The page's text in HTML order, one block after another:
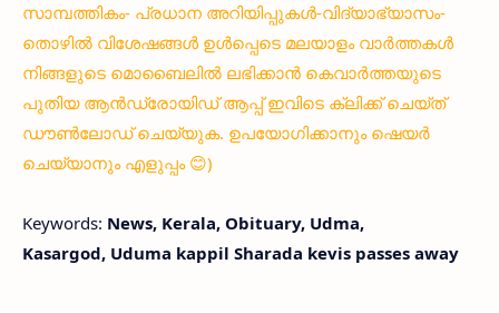
സാമ്പത്തികം- പ്രധാന അറിയിപ്പുകൾ-വിദ്യാഭ്യാസം-
തൊഴിൽ വിശേഷങ്ങൾ ഉൾപ്പെടെ മലയാളം വാർത്തകൾ
നിങ്ങളുടെ മൊബൈലിൽ ലഭിക്കാൻ കെവാർത്തയുടെ
പുതിയ ആൻഡ്രോയിഡ് ആപ്പ് ഇവിടെ ക്ലിക്ക് ചെയ്ത്
ഡൗൺലോഡ് ചെയ്യുക. ഉപയോഗിക്കാനും ഷെയർ
ചെയ്യാനും എളുപ്പം 😊)
Keywords: News, Kerala, Obituary, Udma,
Kasargod, Uduma kappil Sharada kevis passes away